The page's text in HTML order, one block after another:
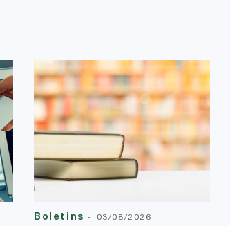
Boletins- 03/08/2026